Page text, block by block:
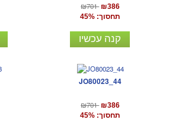
₪701 ₪386
תחסוך: 45%
קנה עכשיו
JO80023_44
₪701 ₪386
תחסוך: 45%